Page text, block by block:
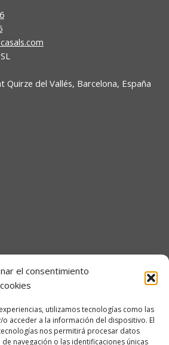
el consentimiento
utilizamos tecnologías como las
acceder a la información del dispositivo. El
nos permitirá procesar datos
navegación o las identificaciones únicas
Quirze del Vallés, Barcelona, España